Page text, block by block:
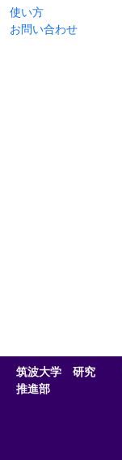
使い方
お問い合わせ
筑波大学 研究
推進部